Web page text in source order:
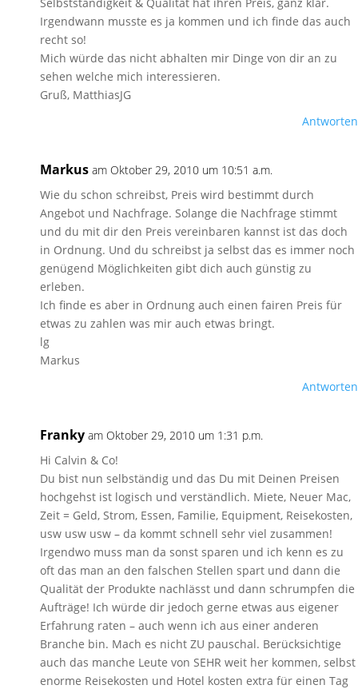
Irgendwann musste es ja kommen und ich finde das auch
recht so!
Mich würde das nicht abhalten mir Dinge von dir an zu
sehen welche mich interessieren.
Gruß, MatthiasJG
Antworten
Markus am Oktober 29, 2010 um 10:51 a.m.
Wie du schon schreibst, Preis wird bestimmt durch
Angebot und Nachfrage. Solange die Nachfrage stimmt
und du mit dir den Preis vereinbaren kannst ist das doch
in Ordnung. Und du schreibst ja selbst das es immer noch
genügend Möglichkeiten gibt dich auch günstig zu
erleben.
Ich finde es aber in Ordnung auch einen fairen Preis für
etwas zu zahlen was mir auch etwas bringt.
lg
Markus
Antworten
Franky am Oktober 29, 2010 um 1:31 p.m.
Hi Calvin & Co!
Du bist nun selbständig und das Du mit Deinen Preisen
hochgehst ist logisch und verständlich. Miete, Neuer Mac,
Zeit = Geld, Strom, Essen, Familie, Equipment, Reisekosten,
usw usw usw – da kommt schnell sehr viel zusammen!
Irgendwo muss man da sonst sparen und ich kenn es zu
oft das man an den falschen Stellen spart und dann die
Qualität der Produkte nachlässt und dann schrumpfen die
Aufträge! Ich würde dir jedoch gerne etwas aus eigener
Erfahrung raten – auch wenn ich aus einer anderen
Branche bin. Mach es nicht ZU pauschal. Berücksichtige
auch das manche Leute von SEHR weit her kommen, selbst
enorme Reisekosten und Hotel kosten extra für einen Tag